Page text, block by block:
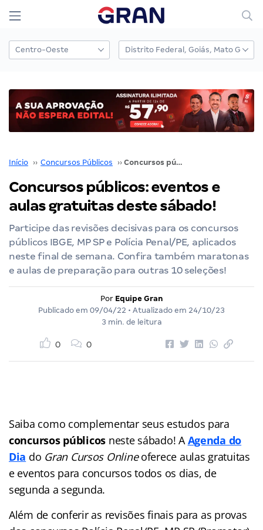
Início ›› Concursos Públicos ›› Concursos públicos: eventos e aulas gratuitas deste sábado!
Concursos públicos: eventos e
aulas gratuitas deste sábado!
Participe das revisões decisivas para os concursos
públicos IBGE, MP SP e Polícia Penal/PE, aplicados
neste final de semana. Confira também maratonas
e aulas de preparação para outras 10 seleções!
Por Equipe Gran
Publicado em 09/04/22 • Atualizado em 24/10/23
3 min. de leitura
0 0
Saiba como complementar seus estudos para
concursos públicos neste sábado! AAgenda do
Dia do Gran Cursos Onlineoferece aulas gratuitas
e eventos para concursos todos os dias, de
segunda a segunda.
Além de conferir as revisões finais para as provas